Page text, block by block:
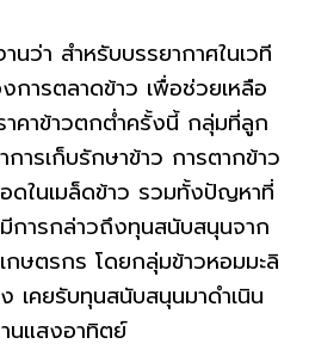
สำหรับบรรยากาศในเวที
การตลาดข้าว เพื่อช่วยเหลือ
คาข้าวตกต่ำครั้งนี้ กลุ่มที่ลูก
ารเก็บรักษาข้าว การตากข้าว
ดในเมล็ดข้าว รวมทั้งปัญหาที่
การกล่าวถึงทุนสนับสนุนจาก
กษตรกร โดยกลุ่มข้าวหอมมะลิ
คยรับทุนสนับสนุนมาดำเนิน
นแสงอาทิตย์